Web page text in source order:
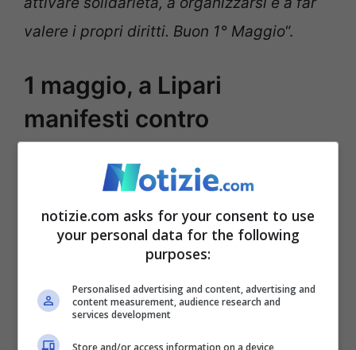
valere i propri diritti. Buon 1° Maggio“.
1 maggio, a Lipari
manifesti contro
sfruttamento lavoro –
Cercasi Schiavo, la
provocazione apparsa a#Lipari
nella giornata dei lavoratori.
notizie.com asks for your consent to use
your personal data for the following
purposes:
Personalised advertising and content, advertising and
content measurement, audience research and
services development
Store and/or access information on a device